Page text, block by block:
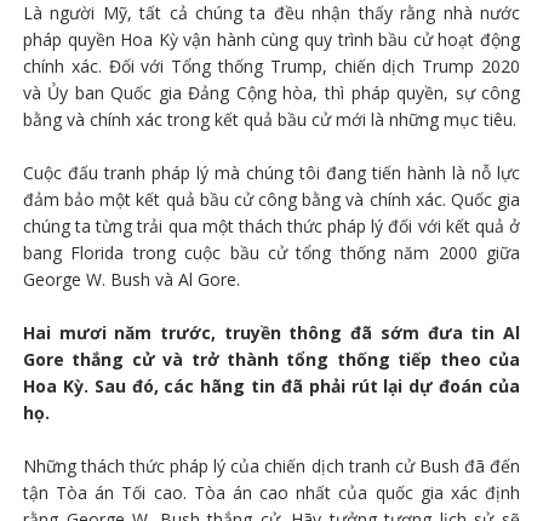
Là người Mỹ, tất cả chúng ta đều nhận thấy rằng nhà nước
pháp quyền Hoa Kỳ vận hành cùng quy trình bầu cử hoạt động
chính xác. Đối với Tổng thống Trump, chiến dịch Trump 2020
và Ủy ban Quốc gia Đảng Cộng hòa, thì pháp quyền, sự công
bằng và chính xác trong kết quả bầu cử mới là những mục tiêu.
Cuộc đấu tranh pháp lý mà chúng tôi đang tiến hành là nỗ lực
đảm bảo một kết quả bầu cử công bằng và chính xác. Quốc gia
chúng ta từng trải qua một thách thức pháp lý đối với kết quả ở
bang Florida trong cuộc bầu cử tổng thống năm 2000 giữa
George W. Bush và Al Gore.
Hai mươi năm trước, truyền thông đã sớm đưa tin Al
Gore thắng cử và trở thành tổng thống tiếp theo của
Hoa Kỳ. Sau đó, các hãng tin đã phải rút lại dự đoán của
họ.
Những thách thức pháp lý của chiến dịch tranh cử Bush đã đến
tận Tòa án Tối cao. Tòa án cao nhất của quốc gia xác định